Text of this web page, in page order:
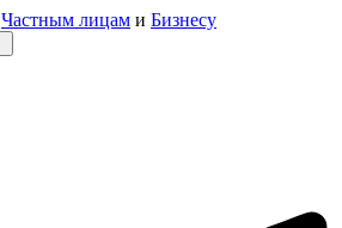
Частным лицам и Бизнесу